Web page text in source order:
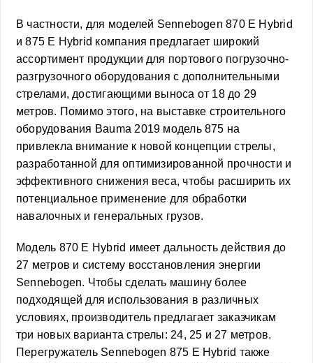
В частности, для моделей Sennebogen 870 E Hybrid
и 875 E Hybrid компания предлагает широкий
ассортимент продукции для портового погрузочно-
разгрузочного оборудования с дополнительными
стрелами, достигающими выноса от 18 до 29
метров. Помимо этого, на выставке строительного
оборудования Bauma 2019 модель 875 на
привлекла внимание к новой концепции стрелы,
разработанной для оптимизированной прочности и
эффективного снижения веса, чтобы расширить их
потенциальное применение для обработки
навалочных и генеральных грузов.
Модель 870 E Hybrid имеет дальность действия до
27 метров и систему восстановления энергии
Sennebogen. Чтобы сделать машину более
подходящей для использования в различных
условиях, производитель предлагает заказчикам
три новых варианта стрелы: 24, 25 и 27 метров.
Перегружатель Sennebogen 875 E Hybrid также